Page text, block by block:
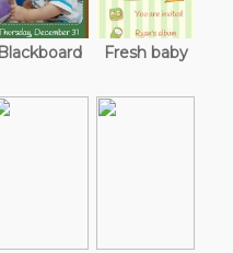
Blackboard Fresh baby